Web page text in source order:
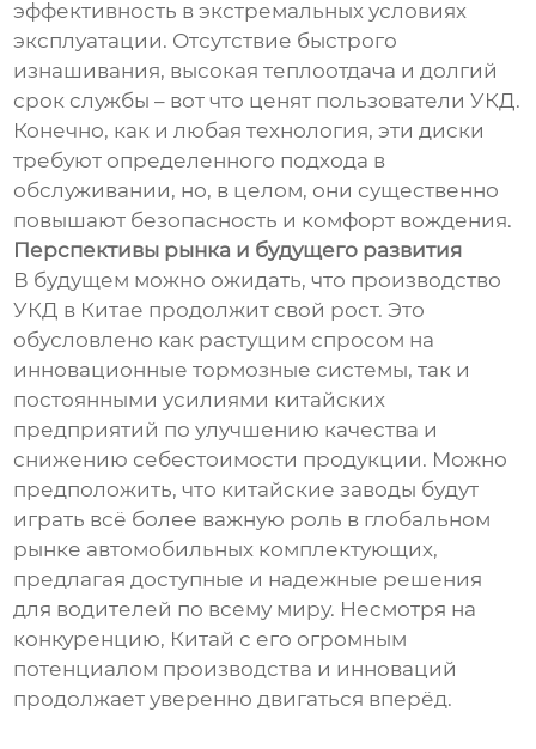
эффективность в экстремальных условиях
эксплуатации. Отсутствие быстрого
изнашивания, высокая теплоотдача и долгий
срок службы – вот что ценят пользователи УКД.
Конечно, как и любая технология, эти диски
требуют определенного подхода в
обслуживании, но, в целом, они существенно
повышают безопасность и комфорт вождения.
Перспективы рынка и будущего развития
В будущем можно ожидать, что производство
УКД в Китае продолжит свой рост. Это
обусловлено как растущим спросом на
инновационные тормозные системы, так и
постоянными усилиями китайских
предприятий по улучшению качества и
снижению себестоимости продукции. Можно
предположить, что китайские заводы будут
играть всё более важную роль в глобальном
рынке автомобильных комплектующих,
предлагая доступные и надежные решения
для водителей по всему миру. Несмотря на
конкуренцию, Китай с его огромным
потенциалом производства и инноваций
продолжает уверенно двигаться вперёд.